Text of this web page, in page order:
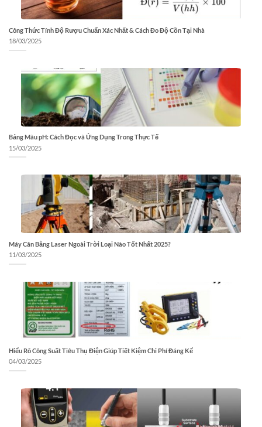
Công Thức Tính Độ Rượu Chuẩn Xác Nhất & Cách Đo Độ Cồn Tại Nhà
18/03/2025
Bảng Màu pH: Cách Đọc và Ứng Dụng Trong Thực Tế
15/03/2025
Máy Cân Bằng Laser Ngoài Trời Loại Nào Tốt Nhất 2025?
11/03/2025
Hiểu Rõ Công Suất Tiêu Thụ Điện Giúp Tiết Kiệm Chi Phí Đáng Kể
04/03/2025